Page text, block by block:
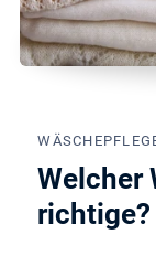
Welcher
richtige?